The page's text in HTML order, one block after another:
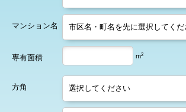
マンション名
専有面積 m2
方角